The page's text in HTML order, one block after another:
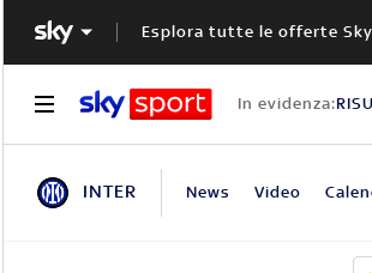
Esplora tutte le offerte Sky
In evidenza:
INTER News Video